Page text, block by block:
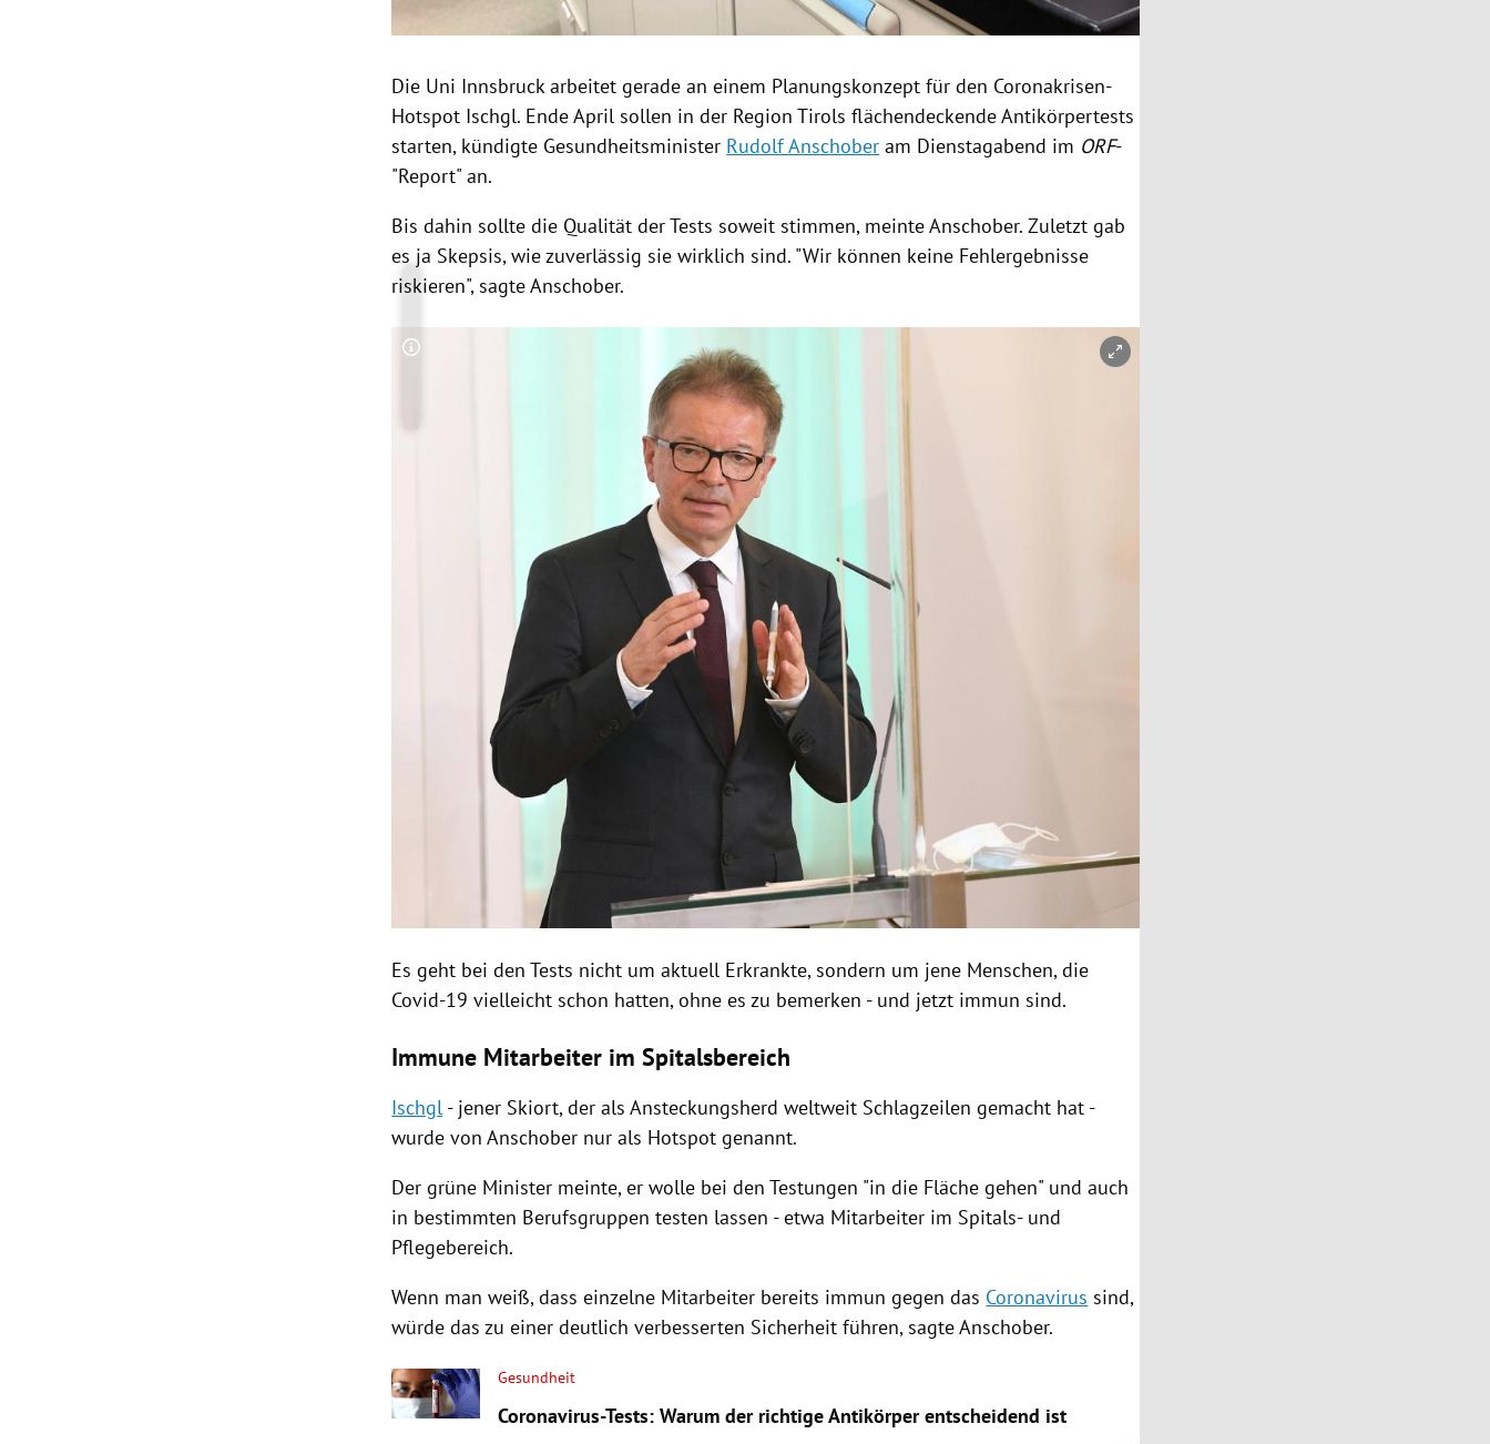
Die Uni Innsbruckarbeitet gerade an einem Planungskonzept für den Coronakrisen-
Hotspot Ischgl. Ende April sollen in der RegionTirols flächendeckendeAntikörpertests
starten, kündigte Gesundheitsminister Rudolf Anschober am Dienstagabend im ORF-
"Report" an.
Bis dahin sollte die Qualität der Tests soweit stimmen, meinteAnschober. Zuletzt gab
es ja Skepsis, wie zuverlässig sie wirklich sind. "Wir können keine Fehlergebnisse
riskieren", sagteAnschober.
Copyright-Hinweis öffnen/schließen
Es geht bei den Tests nicht um aktuell Erkrankte, sondern um jene Menschen, die
Covid-19 vielleicht schon hatten, ohne es zu bemerken - und jetzt immun sind.
Immune Mitarbeiter im Spitalsbereich
Ischgl - jener Skiort, der als Ansteckungsherd weltweit Schlagzeilen gemacht hat -
wurde vonAnschober nur als Hotspot genannt.
Der grüne Minister meinte, er wolle bei den Testungen "in die Fläche gehen" und auch
in bestimmten Berufsgruppen testen lassen - etwa Mitarbeiter im Spitals- und
Pflegebereich.
Wenn man weiß, dass einzelne Mitarbeiter bereits immun gegen das Coronavirus sind,
würde das zu einer deutlich verbesserten Sicherheit führen, sagteAnschober.
Gesundheit
Coronavirus-Tests: Warum der richtige Antikörper entscheidend ist